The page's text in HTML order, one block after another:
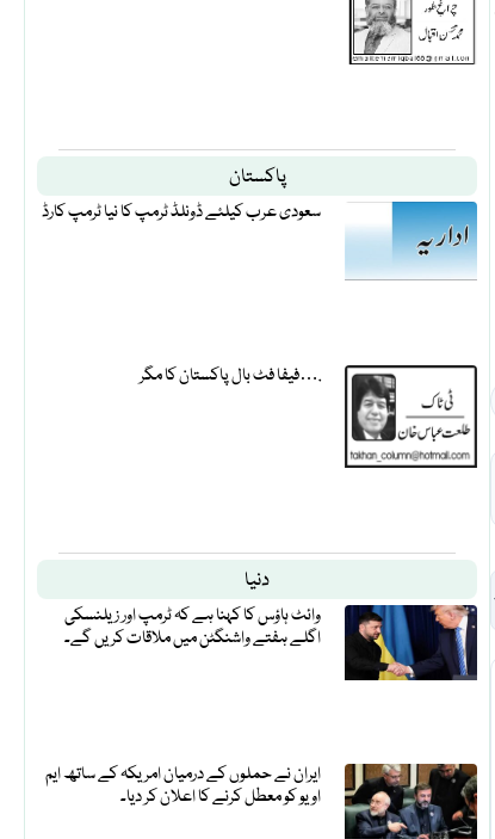
پاکستان
سعودی عرب کیلئے ڈونلڈ ٹرمپ کا نیا ٹرمپ کارڈ
فیفا فٹ بال پاکستان کا مگر….
دنیا
وائٹ ہاؤس کا کہنا ہے کہ ٹرمپ اور زیلنسکی
اگلے ہفتے واشنگٹن میں ملاقات کریں گے۔
ایران نے حملوں کے درمیان امریکہ کے ساتھ ایم
او یو کو معطل کرنے کا اعلان کر دیا۔